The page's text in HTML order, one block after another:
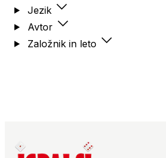
Jezik
Avtor
Založnik in leto